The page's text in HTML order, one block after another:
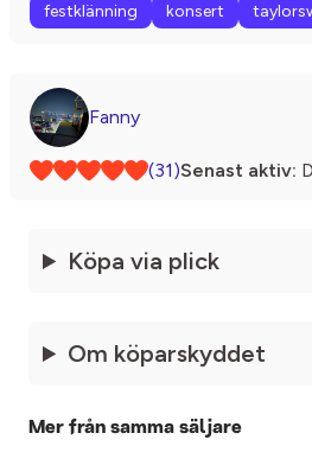
festklänning
konsert
Fanny
(31)Senast aktiv:
Köpa via plick
Om köparskyddet
Mer från samma säljare